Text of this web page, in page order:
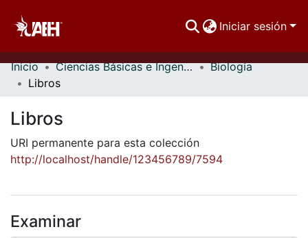
Iniciar sesión
Comunidades
Inicio Ciencias Básicas e Ingeniería
Biología
Libros
Libros
URI permanente para esta colección
http://localhost/handle/123456789/7594
Examinar